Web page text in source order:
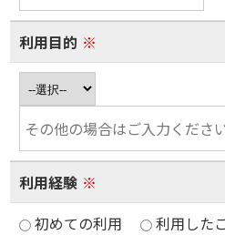
利用目的 ※
利用経験 ※
初めての利用
利用した